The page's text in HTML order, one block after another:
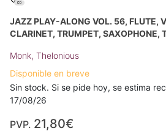
JAZZ PLAY-ALONG VOL. 56, FLUTE,
CLARINET, TRUMPET, SAXOPHONE,
Monk, Thelonious
Disponible en breve
Sin stock. Si se pide hoy, se estima
17/08/26
PVP. 21,80€